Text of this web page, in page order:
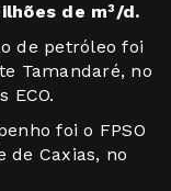
de m³/d.
de petróleo foi
Tamandaré, no
ECO.
foi o FPSO
de Caxias, no